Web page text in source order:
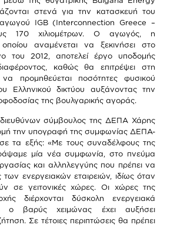
στενά για την κατασκευή του
αγωγού ΙGB (Interconnection Greece –
170 χιλιομέτρων. O αγωγός, η
αναμένεται να ξεκινήσει στο
του 2012, αποτελεί έργο υποδομής
καθώς θα επιτρέψει στη
να προμηθεύεται ποσότητες φυσικού
Ελληνικού δικτύου αυξάνοντας την
της βουλγαρικής αγοράς.
σύμβουλος της ΔΕΠΑ Χάρης
την υπογραφή της συμφωνίας ΔΕΠΑ-
τα εξής: «Με τους συναδέλφους της
μία νέα συμφωνία, στο πνεύμα
και αλληλεγγύης που πρέπει να
των ενεργειακών εταιρειών, ιδίως όταν
σε γειτονικές χώρες. Οι χώρες της
διέρχονται δύσκολη ενεργειακά
ο βαρύς χειμώνας έχει αυξήσει
Σε τέτοιες περιπτώσεις θα πρέπει